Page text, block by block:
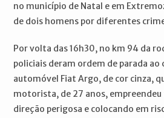
no município de Natal e em
de dois homens por diferentes
Por volta das 16h30, no km 94 da
policiais deram ordem de parada ao
automóvel Fiat Argo, de cor cinza,
motorista, de 27 anos,
direção perigosa e colocando em